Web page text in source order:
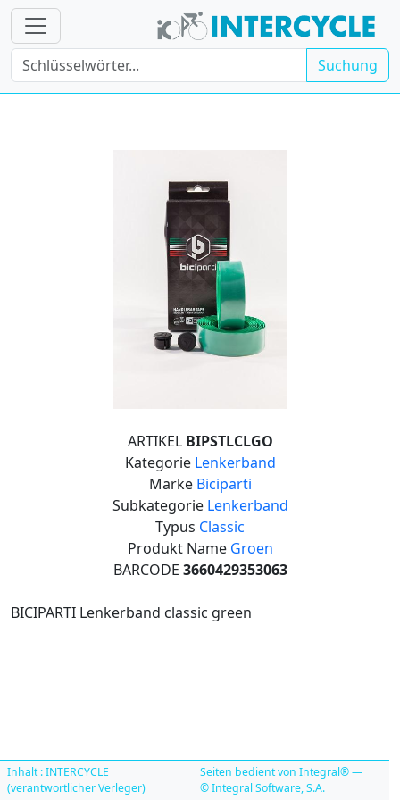
Suchung
ARTIKEL BIPSTLCLGO
Kategorie Lenkerband
Marke Biciparti
Subkategorie Lenkerband
Typus Classic
Produkt Name Groen
BARCODE 3660429353063
BICIPARTI Lenkerband classic green
Inhalt : INTERCYCLE
(verantwortlicher Verleger)
Seiten bedient von Integral® —
© Integral Software, S.A.